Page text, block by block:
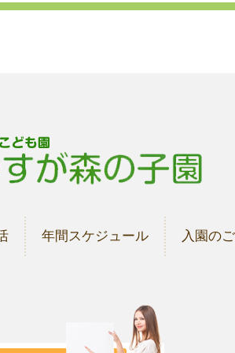
年間スケジュール 入園の